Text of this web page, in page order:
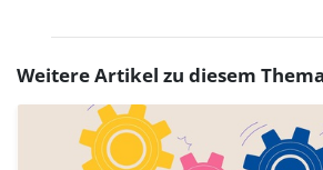
Weitere Artikel zu diesem Thema